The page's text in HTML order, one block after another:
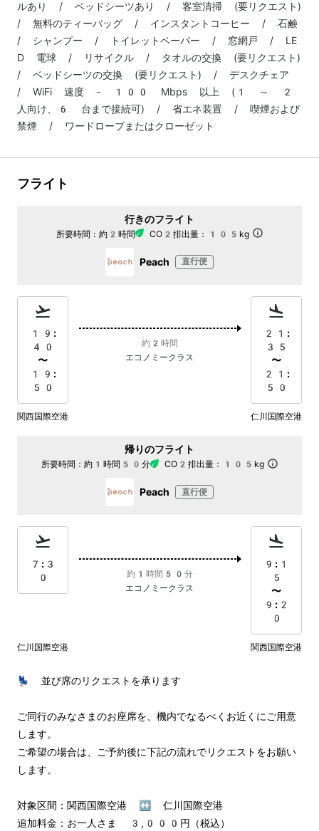
ルあり / ベッドシーツあり / 客室清掃 (要リクエスト)
/ 無料のティーバッグ / インスタントコーヒー / 石鹸
/ シャンプー / トイレットペーパー / 窓網戸 / LE
D 電球 / リサイクル / タオルの交換 (要リクエスト)
/ ベッドシーツの交換 (要リクエスト) / デスクチェア
/ WiFi 速度 - 100 Mbps 以上 (1 ～ 2
人向け、6 台まで接続可) / 省エネ装置 / 喫煙および
禁煙 / ワードローブまたはクローゼット
フライト
行きのフライト
所要時間： 約2時間 CO2排出量： 105kg
Peach 直行便
19:
40
〜
19:
50
約2時間
エコノミークラス
21:
35
〜
21:
50
関西国際空港 仁川国際空港
帰りのフライト
所要時間： 約1時間50分 CO2排出量： 105kg
Peach 直行便
7:3
0
約1時間50分
エコノミークラス
9:1
5
〜
9:2
0
仁川国際空港 関西国際空港
💺 並び席のリクエストを承ります
ご同行のみなさまのお座席を、機内でなるべくお近くにご用意
します。
ご希望の場合は、ご予約後に下記の流れでリクエストをお願い
します。
対象区間：関西国際空港 ↔︎ 仁川国際空港
追加料金：お一人さま 3,000円（税込）